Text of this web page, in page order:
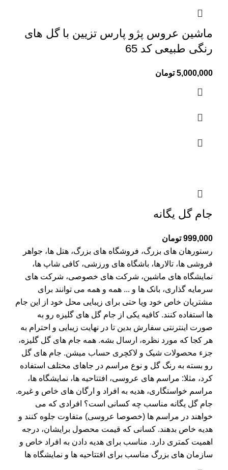
ماشین عروس پژو پارس تزیین با گل های
رنگی طبیعی کد 65
5,000,000 تومان
جام گل یگانه
999,000 تومان
رستورهان های بزرگ، فروشگاه های بزرگ، هتل ها، جواهر
فروشی ها، تالارها، باشگاه های ورزشی، کافی شاپ ها،
نمایشگاه های ماشین، شرکت های خصوصی، شرکت های
سرمایه گذاری، بانک ها و ... همه و همه می توانند برای
مشتریان خاص خود ویا حتی برای زیبایی محل خود از این جام
ها استفاده کنند. کافیه یکی از جام گل های گلیزه رو به
صورت اینترنتی سفارش بدین تا در نهایت زیبایی و احترام به
هر کجا که مورد نظره، ارسال بشه. همه جام های گل گلیزه،
جزء محصولات شیک و لاکچری حساب میشن. جام های گل
رو بسته به رنگ گل و نوع مراسم در جاهای مختلف استفاده
کرد، مثلا: مراسم های عروسی، افتتاحیه ها، نمایشگاه ها،
مراسم خواستگاری، هدیه به افراد و ارگان های خاص و غیره.
جام گل یگانه مناسب چه کسانی است؟ افرادی که می
خواهند در مراسم ها (خصوصا عروسی) متفاوت جلوه کنند و
هدیه خاص بدهند. کسانی که قیمت محصول برایشان، درجه
اهمیت کمتری دارد. مناسب برای هدیه دادن به افراد خاص و
سازمان های بزرگ مناسب برای افتتاحیه ها و نمایشگاه ها